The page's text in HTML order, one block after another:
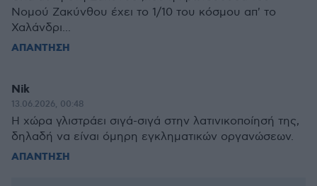
Νομού Ζακύνθου έχει το 1/10 του κόσμου απ' το
Χαλάνδρι...
ΑΠΑΝΤΗΣΗ
Nik
13.06.2026, 00:48
Η χώρα γλιστράει σιγά-σιγά στην λατινικοποίησή της,
δηλαδή να είναι όμηρη εγκληματικών οργανώσεων.
ΑΠΑΝΤΗΣΗ